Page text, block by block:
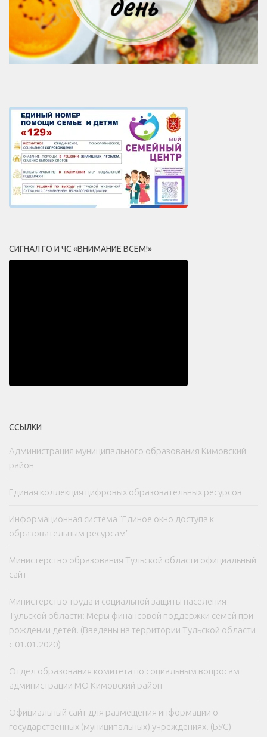
СИГНАЛ ГО И ЧС «ВНИМАНИЕ ВСЕМ!»
ССЫЛКИ
Администрация муниципального образования Кимовский
район
Единая коллекция цифровых образовательных ресурсов
Информационная система "Единое окно доступа к
образовательным ресурсам"
Министерство образования Тульской области официальный
сайт
Министерство труда и социальной защиты населения
Тульской области: Меры финансовой поддержки семей при
рождении детей. (Введены на территории Тульской области
с 01.01.2020)
Отдел образования комитета по социальным вопросам
администрации МО Кимовский район
Официальный сайт для размещения информации о
государственных (муниципальных) учреждениях. (БУС)